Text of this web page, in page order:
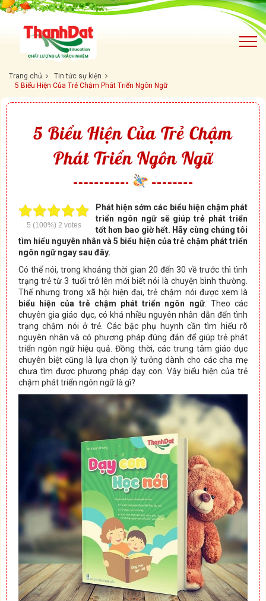
Trang chủ
Tin tức sự kiện
5 Biểu Hiện Của Trẻ Chậm Phát Triển Ngôn Ngữ
5 Biểu Hiện Của Trẻ Chậm
Phát Triển Ngôn Ngữ
5 (100%) 2 votes
Phát hiện sớm các biểu hiện chậm phát
triển ngôn ngữ sẽ giúp trẻ phát triển
tốt hơn bao giờ hết. Hãy cùng chúng tôi
tìm hiểu nguyên nhân và 5 biểu hiện của trẻ chậm phát triển
ngôn ngữ ngay sau đây.
Có thể nói, trong khoảng thời gian 20 đến 30 về trước thì tình
trạng trẻ từ 3 tuổi trở lên mới biết nói là chuyện bình thường.
Thế nhưng trong xã hội hiện đại, trẻ chậm nói được xem là
biểu hiện của trẻ chậm phát triển ngôn ngữ. Theo các
chuyên gia giáo dục, có khá nhiều nguyên nhân dẫn đến tình
trạng chậm nói ở trẻ. Các bậc phụ huynh cần tìm hiểu rõ
nguyên nhân và có phương pháp đúng đắn để giúp trẻ phát
triển ngôn ngữ hiệu quả. Đồng thời, các trung tâm giáo dục
chuyên biệt cũng là lựa chọn lý tưởng dành cho các cha mẹ
chưa tìm được phương pháp dạy con. Vậy biểu hiện của trẻ
chậm phát triển ngôn ngữ là gì?